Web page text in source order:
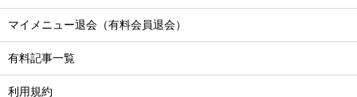
マイメニュー退会（有料会員退会）
有料記事一覧
利用規約